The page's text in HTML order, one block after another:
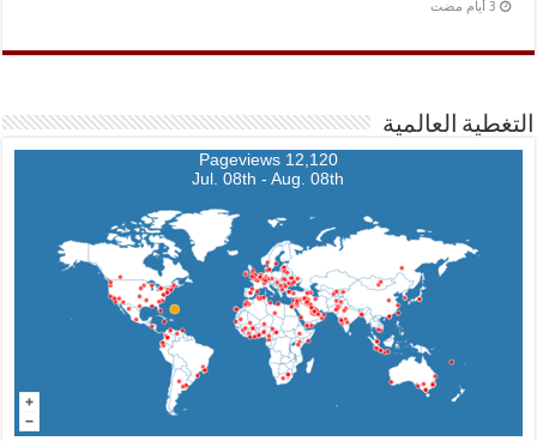
التغطية العالمية
12,120 Pageviews
Jul. 08th - Aug. 08th